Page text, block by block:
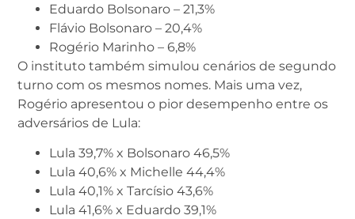
Eduardo Bolsonaro – 21,3%
Flávio Bolsonaro – 20,4%
Rogério Marinho – 6,8%
O instituto também simulou cenários de segundo
turno com os mesmos nomes. Mais uma vez,
Rogério apresentou o pior desempenho entre os
adversários de Lula:
Lula 39,7% x Bolsonaro 46,5%
Lula 40,6% x Michelle 44,4%
Lula 40,1% x Tarcísio 43,6%
Lula 41,6% x Eduardo 39,1%